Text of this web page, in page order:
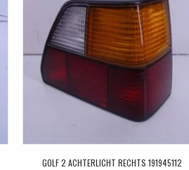
GOLF 2 ACHTERLICHT RECHTS 191945112